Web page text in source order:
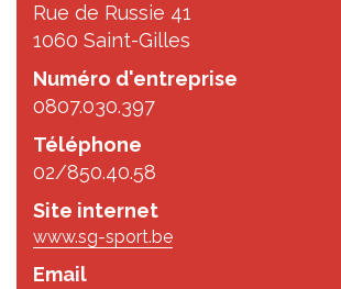
Rue de Russie 41
1060 Saint-Gilles
Numéro d'entreprise
0807.030.397
Téléphone
02/850.40.58
Site internet
www.sg-sport.be
Email